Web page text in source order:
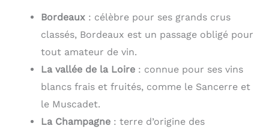
Bordeaux : célèbre pour ses grands crus
classés, Bordeaux est un passage obligé pour
tout amateur de vin.
La vallée de la Loire : connue pour ses vins
blancs frais et fruités, comme le Sancerre et
le Muscadet.
La Champagne : terre d’origine des